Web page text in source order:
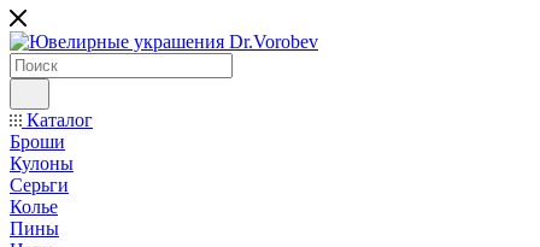
Каталог
Броши
Кулоны
Серьги
Колье
Пины